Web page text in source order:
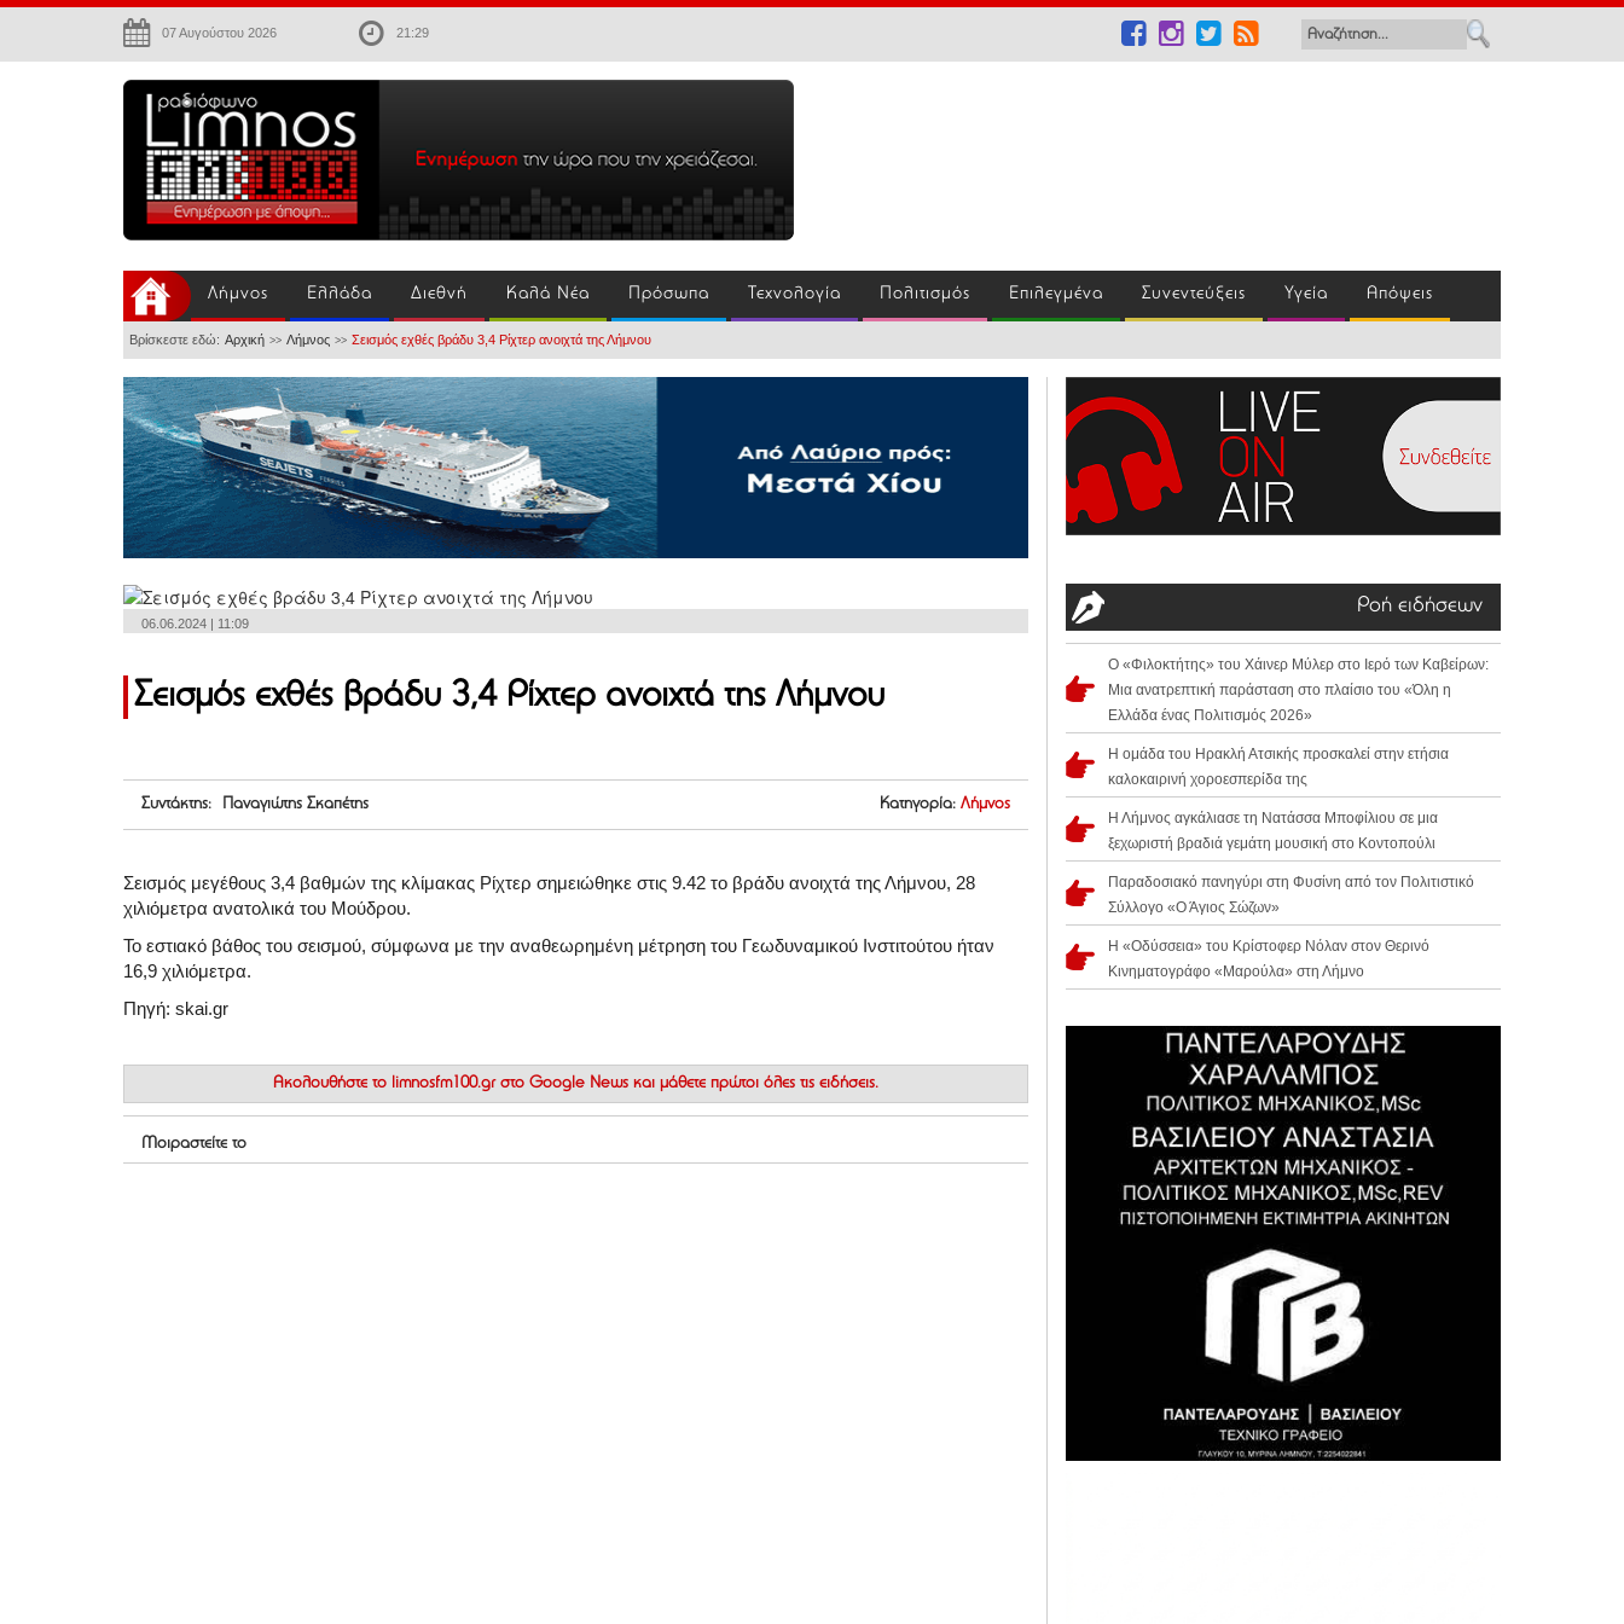
07 Αυγούστου 2026 21:29
Λήμνος Ελλάδα Διεθνή Καλά Νέα Πρόσωπα Τεχνολογία Πολιτισμός Επιλεγμένα Συνεντεύξεις Υγεία Απόψεις
Βρίσκεστε εδώ: Αρχική >> Λήμνος >> Σεισμός εχθές βράδυ 3,4 Ρίχτερ ανοιχτά της Λήμνου
06.06.2024 | 11:09
Σεισμός εχθές βράδυ 3,4 Ρίχτερ ανοιχτά της Λήμνου
Συντάκτης: Παναγιώτης Σκαπέτης Κατηγορία: Λήμνος
Σεισμός μεγέθους 3,4 βαθμών της κλίμακας Ρίχτερ σημειώθηκε στις 9.42 το βράδυ ανοιχτά της Λήμνου, 28
χιλιόμετρα ανατολικά του Μούδρου.
Το εστιακό βάθος του σεισμού, σύμφωνα με την αναθεωρημένη μέτρηση του Γεωδυναμικού Ινστιτούτου ήταν
16,9 χιλιόμετρα.
Πηγή: skai.gr
Ακολουθήστε το limnosfm100.gr στο Google News και μάθετε πρώτοι όλες τις ειδήσεις.
Μοιραστείτε το
Ροή ειδήσεων
Ο «Φιλοκτήτης» του Χάινερ Μύλερ στο Ιερό των Καβείρων:
Μια ανατρεπτική παράσταση στο πλαίσιο του «Όλη η
Ελλάδα ένας Πολιτισμός 2026»
Η ομάδα του Ηρακλή Ατσικής προσκαλεί στην ετήσια
καλοκαιρινή χοροεσπερίδα της
Η Λήμνος αγκάλιασε τη Νατάσσα Μποφίλιου σε μια
ξεχωριστή βραδιά γεμάτη μουσική στο Κοντοπούλι
Παραδοσιακό πανηγύρι στη Φυσίνη από τον Πολιτιστικό
Σύλλογο «Ο Άγιος Σώζων»
Η «Οδύσσεια» του Κρίστοφερ Νόλαν στον Θερινό
Κινηματογράφο «Μαρούλα» στη Λήμνο